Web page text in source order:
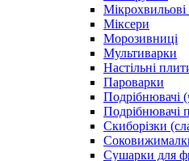
Мікрохвильові
Міксери
Морозивниці
Мультиварки
Настільні
Пароварки
Подрібнювачі
Подрібнювачі
Скиборізки
Сушарки для